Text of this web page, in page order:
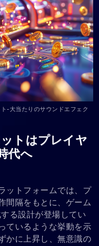
-大当たりのサウンドエフェク
トはプレイヤ
代へ
ットフォームでは、プ
間隔をもとに、ゲーム
る設計が登場してい
ているような挙動を示
かに上昇し、無意識の